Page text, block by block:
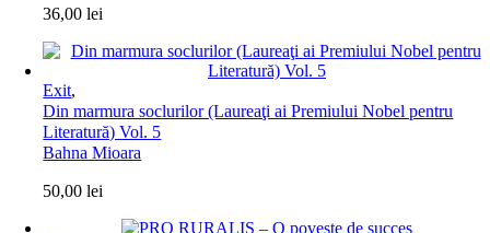
36,00lei
Exit,
Din marmura soclurilor (Laureaţi ai Premiului Nobel pentru
Literatură) Vol. 5
Bahna Mioara
50,00lei